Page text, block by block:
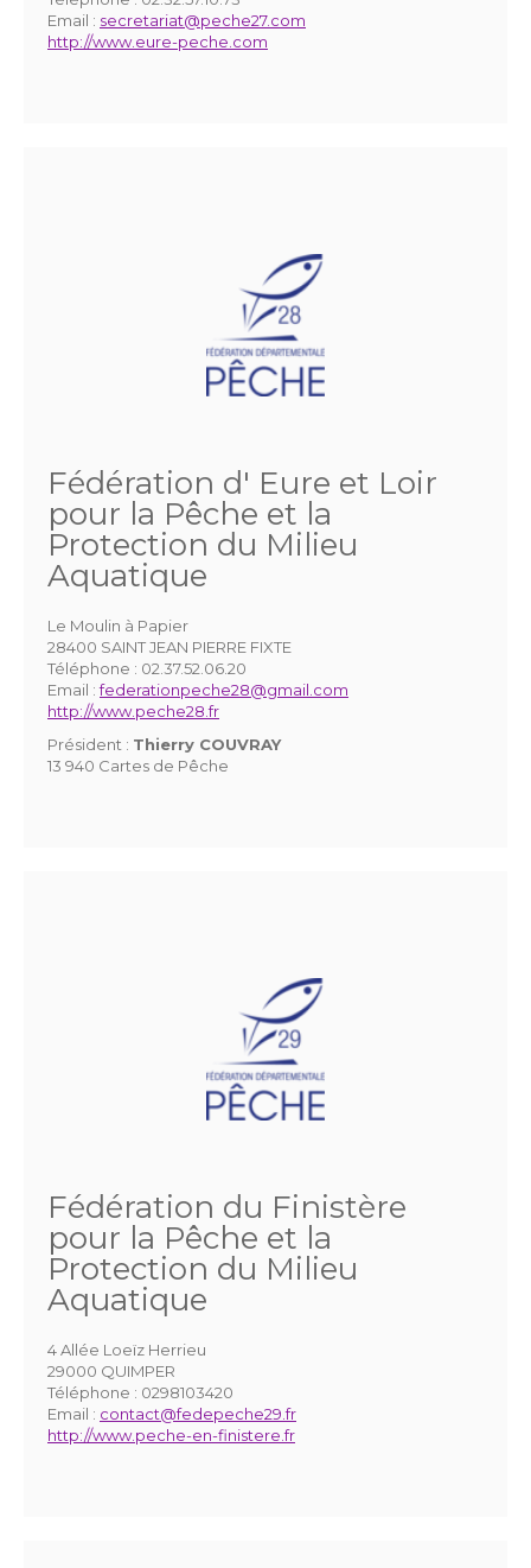
Email : secretariat@peche27.com
http://www.eure-peche.com
Fédération d' Eure et Loir
pour la Pêche et la
Protection du Milieu
Aquatique
Le Moulin à Papier
28400 SAINT JEAN PIERRE FIXTE
Téléphone : 02.37.52.06.20
Email :federationpeche28@gmail.com
http://www.peche28.fr
Président : Thierry COUVRAY
13 940 Cartes de Pêche
Fédération du Finistère
pour la Pêche et la
Protection du Milieu
Aquatique
4 Allée Loeïz Herrieu
29000 QUIMPER
Téléphone : 0298103420
Email : contact@fedepeche29.fr
http://www.peche-en-finistere.fr